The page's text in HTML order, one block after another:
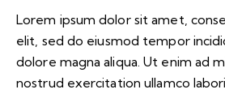
Lorem ipsum dolor sit amet,
elit, sed do eiusmod tempor
dolore magna aliqua. Ut enim ad
nostrud exercitation ullamco